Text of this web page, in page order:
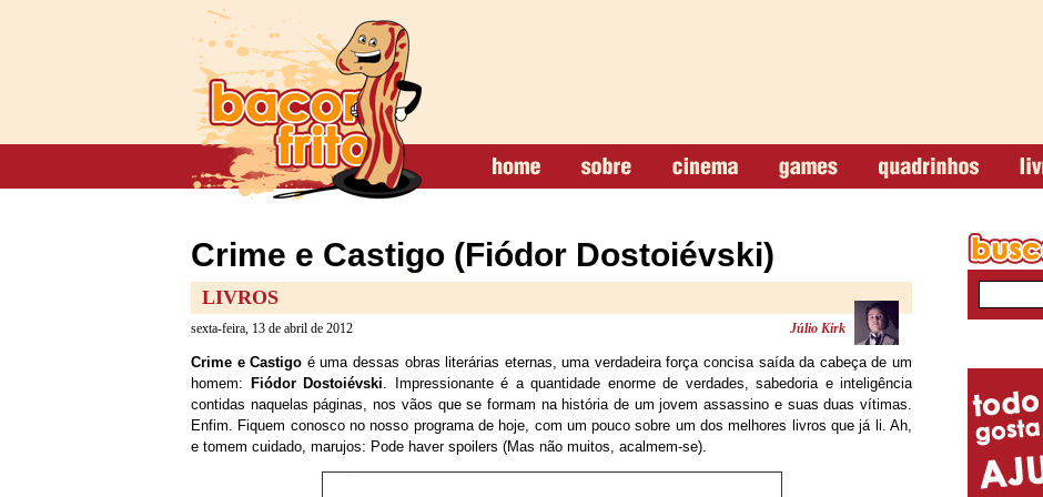
Crime e Castigo (Fiódor Dostoiévski)
LIVROS
sexta-feira, 13 de abril de 2012 Júlio Kirk
Crime e Castigo é uma dessas obras literárias eternas, uma verdadeira força concisa saída da cabeça de um
homem:
Fiódor Dostoiévski. Impressionante é a quantidade enorme de verdades, sabedoria e inteligência
contidas naquelas páginas, nos vãos que se formam na história de um jovem assassino e suas duas vítimas.
Enfim. Fiquem conosco no nosso programa de hoje, com um pouco sobre um dos melhores livros que já li. Ah,
e tomem cuidado, marujos: Pode haver spoilers (Mas não muitos, acalmem-se).